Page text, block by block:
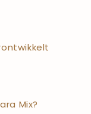
Mix?